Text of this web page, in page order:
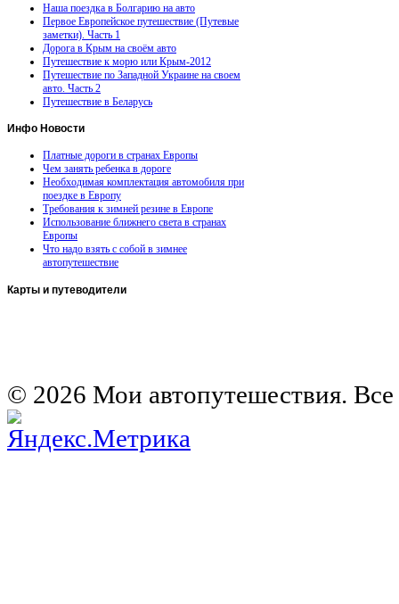
Наша поездка в Болгарию на авто
Первое Европейское путешествие (Путевые
заметки). Часть 1
Дорога в Крым на своём авто
Путешествие к морю или Крым-2012
Путешествие по Западной Украине на своем
авто. Часть 2
Путешествие в Беларусь
Инфо Новости
Платные дороги в странах Европы
Чем занять ребенка в дороге
Необходимая комплектация автомобиля при
поездке в Европу
Требования к зимней резине в Европе
Использование ближнего света в странах
Европы
Что надо взять с собой в зимнее
автопутешествие
Карты и путеводители
© 2026 Мои автопутешествия.